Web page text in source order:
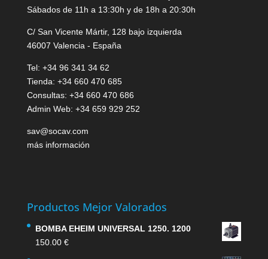
Sábados de 11h a 13:30h y de 18h a 20:30h
C/ San Vicente Mártir, 128 bajo izquierda
46007 Valencia - España
Tel: +34 96 341 34 62
Tienda: +34 660 470 685
Consultas: +34 660 470 686
Admin Web: +34 659 929 252
sav@socav.com
más información
Productos Mejor Valorados
BOMBA EHEIM UNIVERSAL 1250. 1200
150.00 €